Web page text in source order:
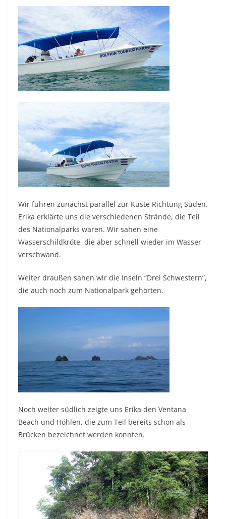
Wir fuhren zunächst parallel zur Küste Richtung Süden.
Erika erklärte uns die verschiedenen Strände, die Teil
des Nationalparks waren. Wir sahen eine
Wasserschildkröte, die aber schnell wieder im Wasser
verschwand.
Weiter draußen sahen wir die Inseln “Drei Schwestern”,
die auch noch zum Nationalpark gehörten.
Noch weiter südlich zeigte uns Erika den Ventana
Beach und Höhlen, die zum Teil bereits schon als
Brücken bezeichnet werden konnten.